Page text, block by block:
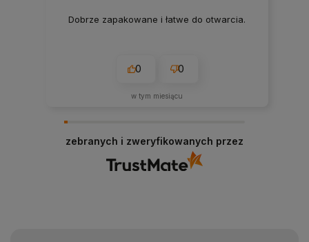
Dobrze zapakowane i łatwe do otwarcia.
0 0
w tym miesiącu
zebranych i zweryfikowanych przez